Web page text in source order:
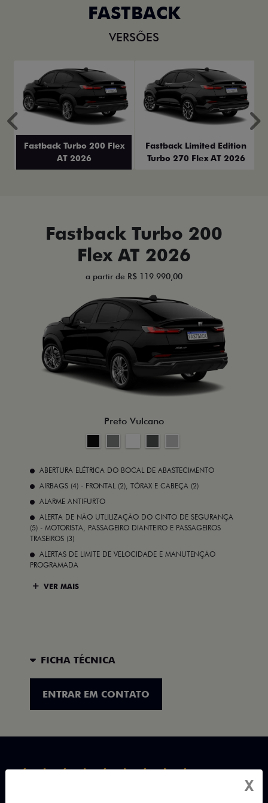
FASTBACK
VERSÕES
Fastback Turbo 200 Flex
AT 2026
Fastback Limited Edition
Turbo 270 Flex AT 2026
Anterior
Fastback Turbo 200
Flex AT 2026
a partir de R$ 119.990,00
Preto Vulcano
ABERTURA ELÉTRICA DO BOCAL DE ABASTECIMENTO
AIRBAGS (4) - FRONTAL (2), TÓRAX E CABEÇA (2)
ALARME ANTIFURTO
ALERTA DE NÃO UTLILIZAÇÃO DO CINTO DE SEGURANÇA
(5) - MOTORISTA, PASSAGEIRO DIANTEIRO E PASSAGEIROS
TRASEIROS (3)
ALERTAS DE LIMITE DE VELOCIDADE E MANUTENÇÃO
PROGRAMADA
VER MAIS
FICHA TÉCNICA
ENTRAR EM CONTATO
X